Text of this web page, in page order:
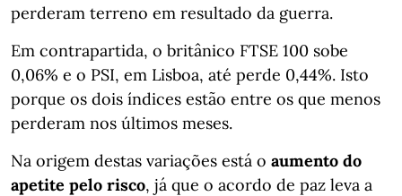
perderam terreno em resultado da guerra.
Em contrapartida, o britânico FTSE 100 sobe
0,06% e o PSI, em Lisboa, até perde 0,44%. Isto
porque os dois índices estão entre os que menos
perderam nos últimos meses.
Na origem destas variações está o aumento do
apetite pelo risco, já que o acordo de paz leva a